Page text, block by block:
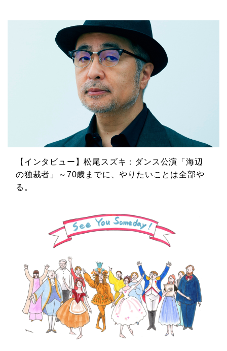
【インタビュー】松尾スズキ：ダンス公演「海辺
の独裁者」～70歳までに、やりたいことは全部や
る。